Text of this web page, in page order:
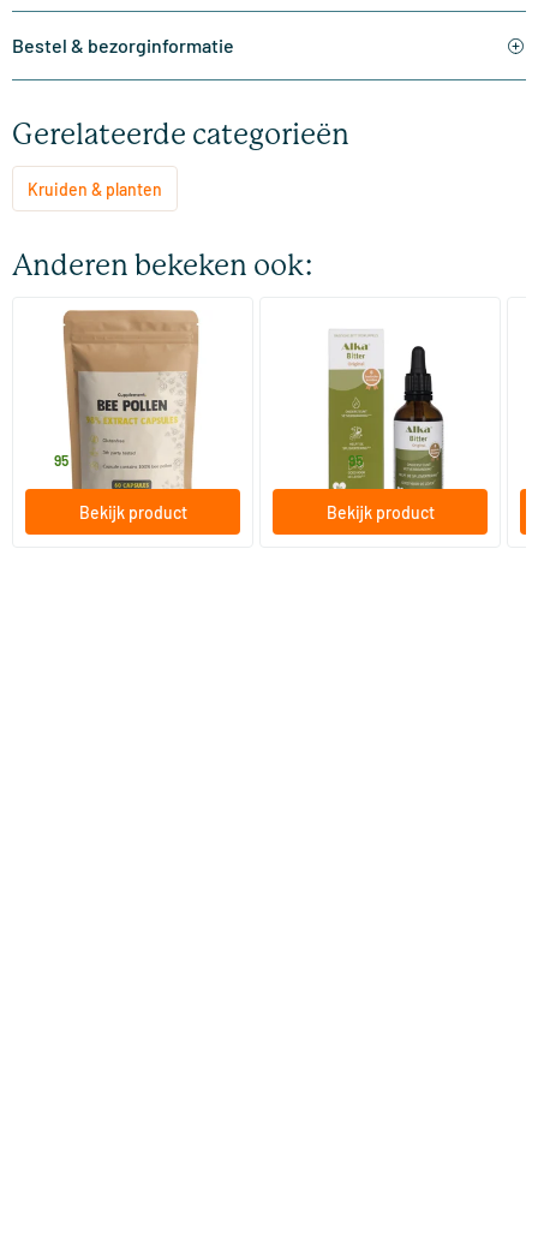
Bestel & bezorginformatie
Gerelateerde categorieën
Kruiden & planten
Anderen bekeken ook:
Bee Pollen
60 capsules
Cupplement
95
Bekijk product
Alka Bitter Original
50/​100 ml
.95
Bekijk product